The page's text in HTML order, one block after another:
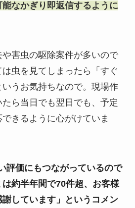
なかぎり即返信するように
害虫の駆除案件が多いので
虫を見てしまったら「すぐ
うお気持ちなので。現場作
ら当日でも翌日でも、予定
きるように心がけていま
評価にもつながっているので
約半年間で70件超、お客様
しています」というコメン